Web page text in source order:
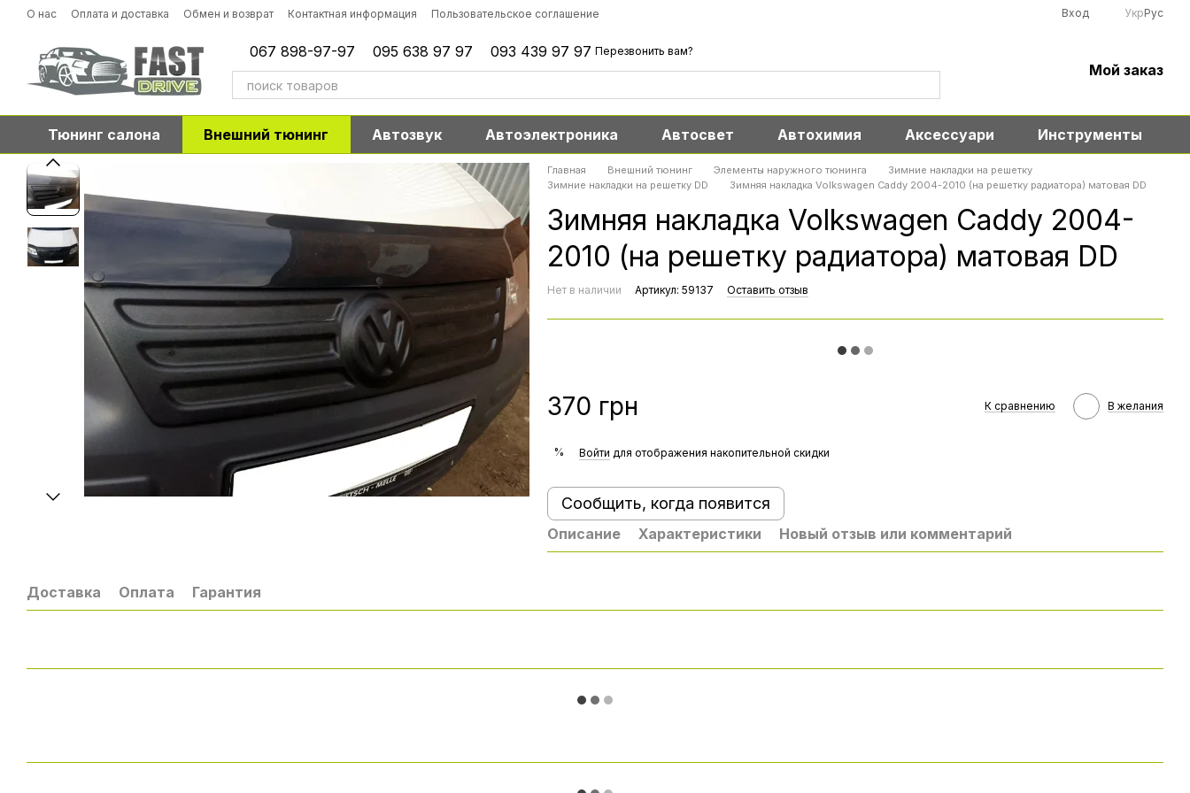
Перейти к основному контенту
О нас Оплата и доставка Обмен и возврат Контактная информация Пользовательское соглашение Вход УкрРус
067 898-97-97 095 638 97 97 093 439 97 97 Перезвонить вам?
Мой заказ
Тюнинг салона Внешний тюнинг Автозвук Автоэлектроника Автосвет Автохимия Аксессуари Инструменты
Главная Внешний тюнинг Элементы наружного тюнинга
Зимние накладки на решетку
Зимние накладки на решетку DD
Зимняя накладка Volkswagen Caddy 2004-2010 (на решетку радиатора) матовая DD
Зимняя накладка Volkswagen Caddy 2004-
2010 (на решетку радиатора) матовая DD
Нет в наличии Артикул: 59137 Оставить отзыв
370 грн К сравнению В желания
% Войти для отображения накопительной скидки
Сообщить, когда появится
Описание Характеристики Новый отзыв или комментарий
Доставка Оплата Гарантия